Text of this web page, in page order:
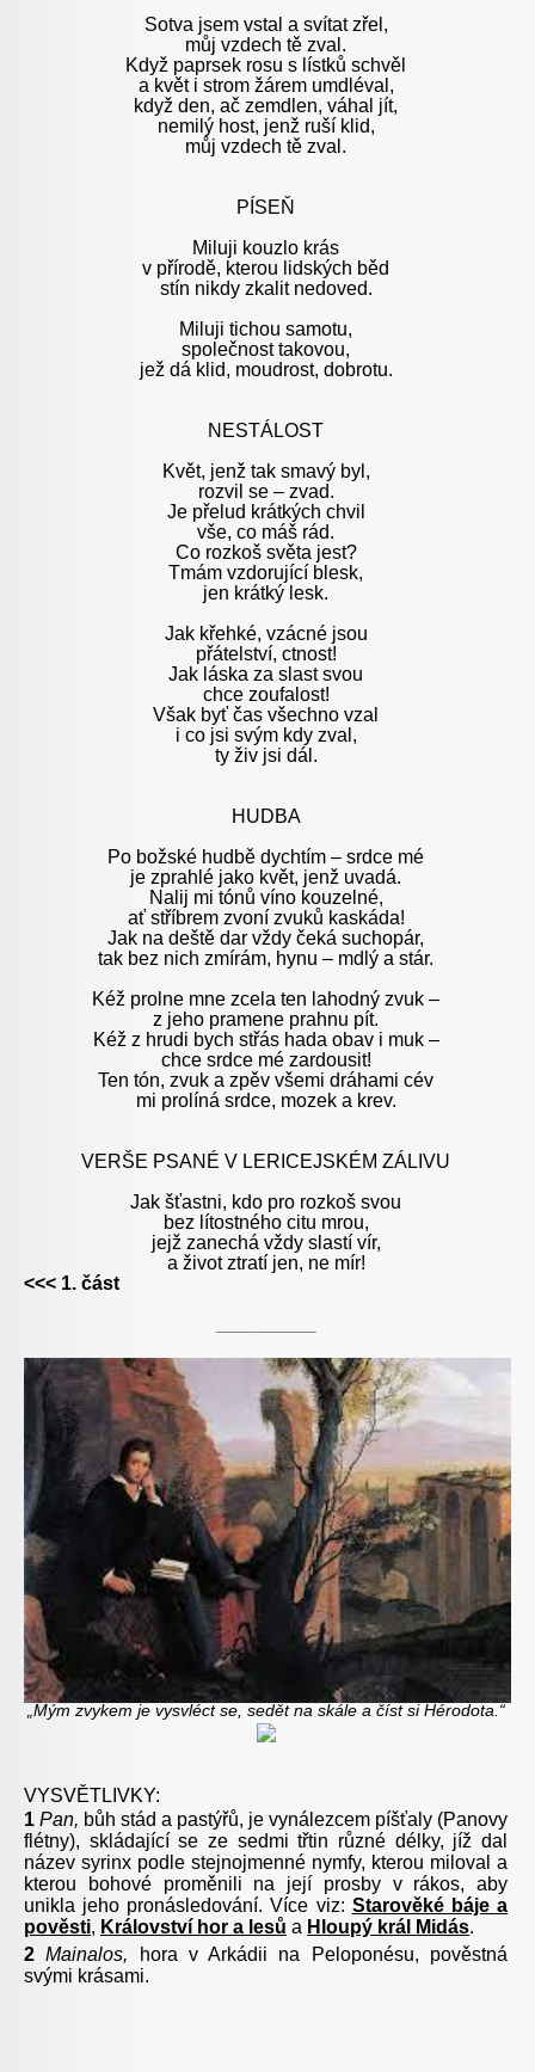
Sotva jsem vstal a svítat zřel,
můj vzdech tě zval.
Když paprsek rosu s lístků schvěl
a květ i strom žárem umdléval,
když den, ač zemdlen, váhal jít,
nemilý host, jenž ruší klid,
můj vzdech tě zval.
PÍSEŇ
Miluji kouzlo krás
v přírodě, kterou lidských běd
stín nikdy zkalit nedoved.
Miluji tichou samotu,
společnost takovou,
jež dá klid, moudrost, dobrotu.
NESTÁLOST
Květ, jenž tak smavý byl,
rozvil se – zvad.
Je přelud krátkých chvil
vše, co máš rád.
Co rozkoš světa jest?
Tmám vzdorující blesk,
jen krátký lesk.
Jak křehké, vzácné jsou
přátelství, ctnost!
Jak láska za slast svou
chce zoufalost!
Však byť čas všechno vzal
i co jsi svým kdy zval,
ty živ jsi dál.
HUDBA
Po božské hudbě dychtím – srdce mé
je zprahlé jako květ, jenž uvadá.
Nalij mi tónů víno kouzelné,
ať stříbrem zvoní zvuků kaskáda!
Jak na deště dar vždy čeká suchopár,
tak bez nich zmírám, hynu – mdlý a stár.
Kéž prolne mne zcela ten lahodný zvuk –
z jeho pramene prahnu pít.
Kéž z hrudi bych střás hada obav i muk –
chce srdce mé zardousit!
Ten tón, zvuk a zpěv všemi dráhami cév
mi prolíná srdce, mozek a krev.
VERŠE PSANÉ V LERICEJSKÉM ZÁLIVU
Jak šťastni, kdo pro rozkoš svou
bez lítostného citu mrou,
jejž zanechá vždy slastí vír,
a život ztratí jen, ne mír!
<<< 1. část
„Mým zvykem je vysvléct se, sedět na skále a číst si Hérodota.“
VYSVĚTLIVKY:
1 Pan, bůh stád a pastýřů, je vynálezcem píšťaly (Panovy
flétny), skládající se ze sedmi třtin různé délky, jíž dal
název syrinx podle stejnojmenné nymfy, kterou miloval a
kterou bohové proměnili na její prosby v rákos, aby
unikla jeho pronásledování. Více viz: Starověké báje a
pověsti, Království hor a lesů a Hloupý král Midás.
2 Mainalos,
hora v Arkádii na Peloponésu, pověstná
svými krásami.